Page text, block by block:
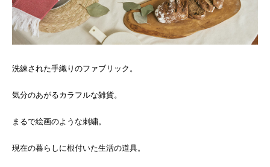
洗練された手織りのファブリック。
気分のあがるカラフルな雑貨。
まるで絵画のような刺繍。
現在の暮らしに根付いた生活の道具。